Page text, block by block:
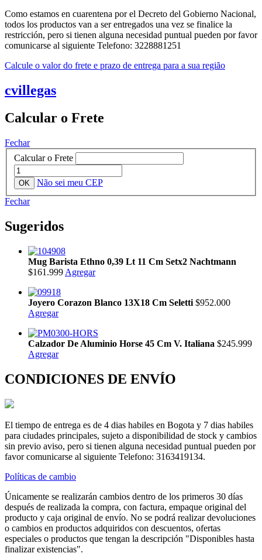
Como estamos en cuarentena por el Decreto del Gobierno Nacional,
todos los productos van a ser entregados una vez se finalice la
restricción, pero si tienen alguna necesidad puntual pueden por favor
comunicarse al siguiente Telefono: 3228881251
Calcule o valor do frete e prazo de entrega para a sua região
cvillegas
Calcular o Frete
Fechar
Calcular o Frete
Não sei meu CEP
Fechar
Sugeridos
Mug Barista Ethno 0,39 Lt 11 Cm Setx2 Nachtmann
$161.999 Agregar
Joyero Corazon Blanco 13X18 Cm Seletti $952.000
Agregar
Calzador De Aluminio Horse 45 Cm V. Italiana $245.999
Agregar
CONDICIONES DE ENVÍO
El tiempo de entrega es de 4 dias habiles en Bogota y 7 dias habiles
para ciudades principales, sujeto a disponibilidad de stock y cambios
sin previo aviso, pero si tienen alguna necesidad puntual pueden por
favor comunicarse al siguiente Telefono: 3163419134.
Políticas de cambio
Únicamente se realizarán cambios dentro de los primeros 30 días
después de realizada la compra, con factura, empaque original del
producto y caja original de envío. No se podrá realizar devoluciones
o cambios en productos adquiridos con descuentos, ofertas
especiales o productos que tengan la descripción "Disponibles hasta
finalizar existencias".